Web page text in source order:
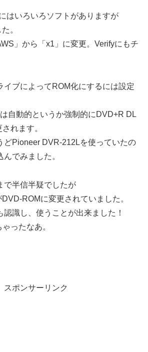
はいろいろソフトがありますが
。
」から「x1」に変更。Verifyにもチ
イブによってROM化にするには設定
自動的というか強制的にDVD+R DL
れます。
どPioneer DVR-212Lを使っていたの
でみました。
で半信半疑でしたが
ROMに変更されていました。
認識し、使うことが出来ました！
ったなあ。
スポンサーリンク